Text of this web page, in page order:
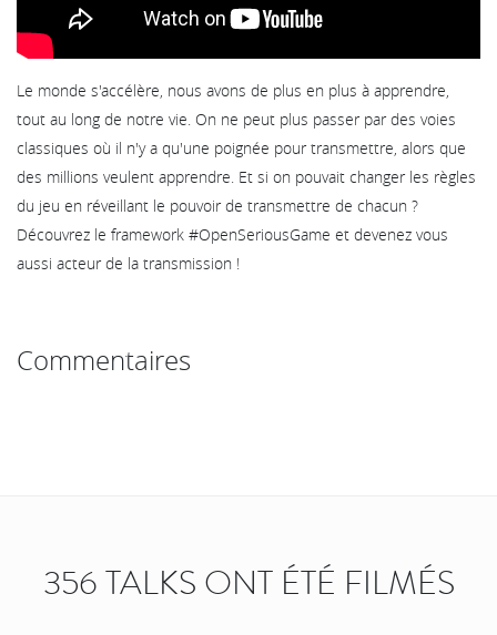
Le monde s'accélère, nous avons de plus en plus à apprendre,
tout au long de notre vie. On ne peut plus passer par des voies
classiques où il n'y a qu'une poignée pour transmettre, alors que
des millions veulent apprendre. Et si on pouvait changer les règles
du jeu en réveillant le pouvoir de transmettre de chacun ?
Découvrez le framework #OpenSeriousGame et devenez vous
aussi acteur de la transmission !
Commentaires
356 TALKS ONT ÉTÉ FILMÉS